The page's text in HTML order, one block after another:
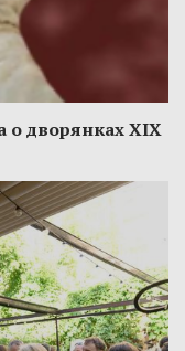
о дворянках XIX